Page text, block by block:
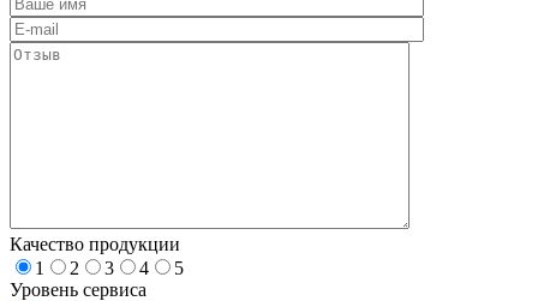
Качество продукции
1
2 3 4
5
Уровень сервиса